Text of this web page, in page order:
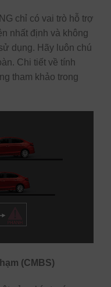
chỉ có vai trò hỗ trợ
nhất định và không
dụng. Hãy luôn chú
Chi tiết về tính
tham khảo trong
(CMBS)